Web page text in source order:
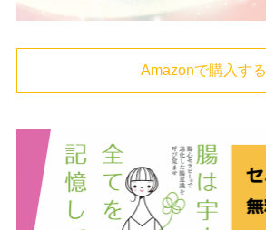
Amazonで購入する